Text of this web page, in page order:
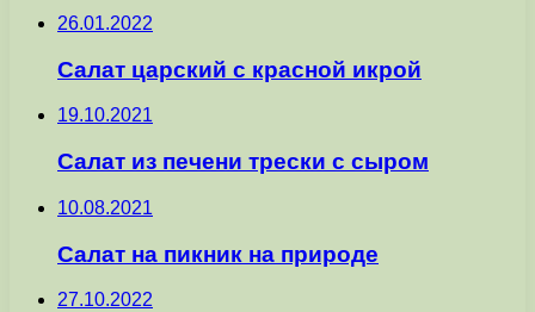
26.01.2022
Салат царский с красной икрой
19.10.2021
Салат из печени трески с сыром
10.08.2021
Салат на пикник на природе
27.10.2022